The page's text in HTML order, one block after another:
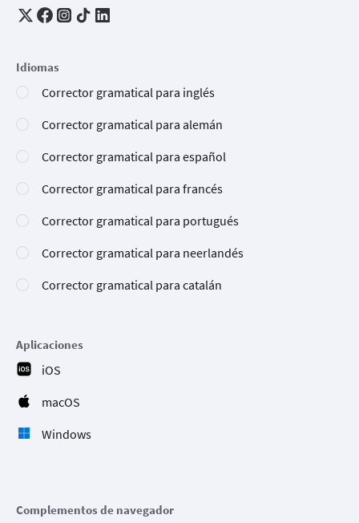
Idiomas
Corrector gramatical para inglés
Corrector gramatical para alemán
Corrector gramatical para español
Corrector gramatical para francés
Corrector gramatical para portugués
Corrector gramatical para neerlandés
Corrector gramatical para catalán
Aplicaciones
iOS
macOS
Windows
Complementos de navegador